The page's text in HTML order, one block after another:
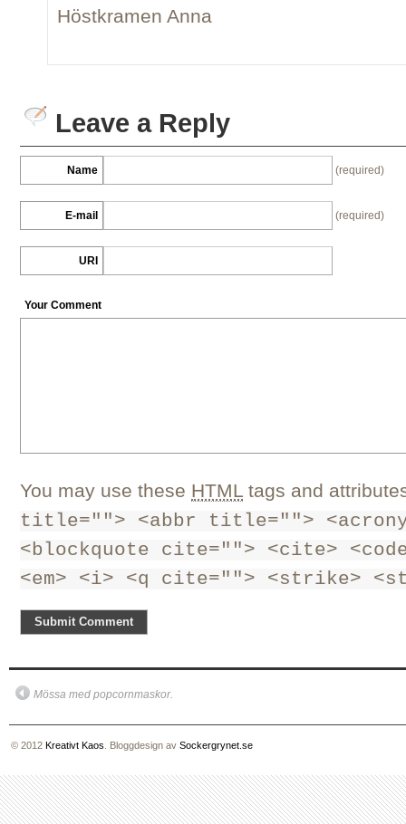
Höstkramen Anna
Leave a Reply
Name (required)
E-mail (required)
URI
Your Comment
You may use these HTML tags and
title=""> <abbr title="">
<blockquote cite=""> <cite>
<em> <i> <q cite=""> <strike>
Mössa med popcornmaskor.
© 2012 Kreativt Kaos . Bloggdesign av Sockergrynet.se